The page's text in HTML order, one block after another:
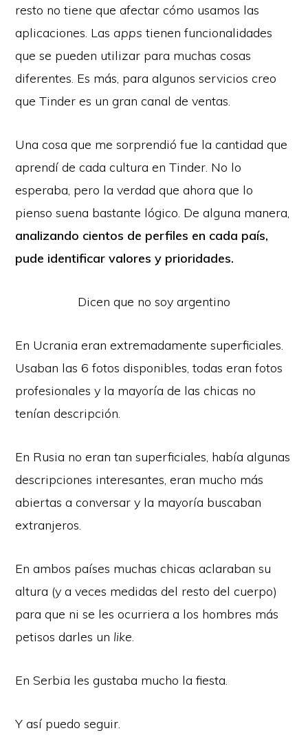
resto no tiene que afectar cómo usamos las
aplicaciones. Las apps tienen funcionalidades
que se pueden utilizar para muchas cosas
diferentes. Es más, para algunos servicios creo
que Tinder es un gran canal de ventas.
Una cosa que me sorprendió fue la cantidad que
aprendí de cada cultura en Tinder. No lo
esperaba, pero la verdad que ahora que lo
pienso suena bastante lógico. De alguna manera,
analizando cientos de perfiles en cada país,
pude identificar valores y prioridades.
Dicen que no soy argentino
En Ucrania eran extremadamente superficiales.
Usaban las 6 fotos disponibles, todas eran fotos
profesionales y la mayoría de las chicas no
tenían descripción.
En Rusia no eran tan superficiales, había algunas
descripciones interesantes, eran mucho más
abiertas a conversar y la mayoría buscaban
extranjeros.
En ambos países muchas chicas aclaraban su
altura (y a veces medidas del resto del cuerpo)
para que ni se les ocurriera a los hombres más
petisos darles un like.
En Serbia les gustaba mucho la fiesta.
Y así puedo seguir.